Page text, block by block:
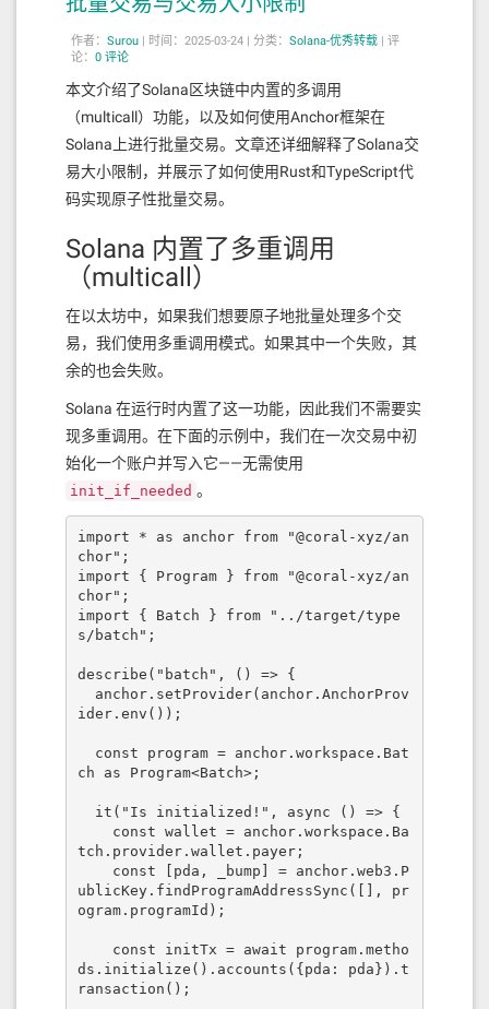
作者： Surou 时间：2025-03-24 | 分类： Solana-优秀转载
评
论： 0 评论
本文介绍了Solana区块链中内置的多调用
（multicall）功能，以及如何使用Anchor框架在
Solana上进行批量交易。文章还详细解释了Solana交
易大小限制，并展示了如何使用Rust和TypeScript代
码实现原子性批量交易。
Solana 内置了多重调用
（multicall）
在以太坊中，如果我们想要原子地批量处理多个交
易，我们使用多重调用模式。如果其中一个失败，其
余的也会失败。
Solana 在运行时内置了这一功能，因此我们不需要实
现多重调用。在下面的示例中，我们在一次交易中初
始化一个账户并写入它——无需使用
init_if_needed 。
import * as anchor from "@coral-xyz/an
chor";
import { Program } from "@coral-xyz/an
chor";
import { Batch } from "../target/type
s/batch";
describe("batch", () => {
ider.env());
ch as Program<Batch>;
tch.provider.wallet.payer;
ublicKey.findProgramAddressSync([], pr
ogram.programId);
ds.initialize().accounts({pda: pda}).t
ransaction();